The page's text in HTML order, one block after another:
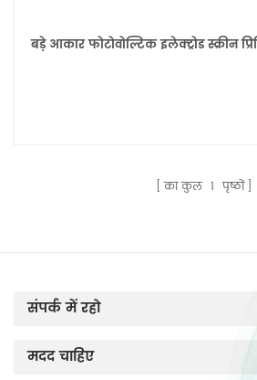
बड़े आकार फोटोवोल्टिक इलेक्ट्रोड स्क्रीन
का कुल 1 पृष्ठों
संपर्क में रहो
मदद चाहिए